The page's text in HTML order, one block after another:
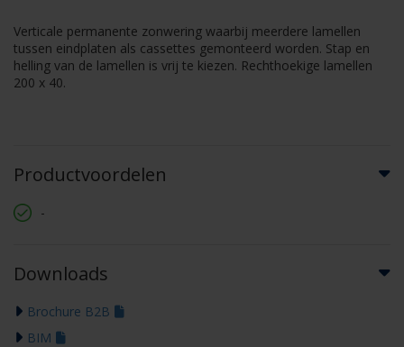
Verticale permanente zonwering waarbij meerdere lamellen
tussen eindplaten als cassettes gemonteerd worden. Stap en
helling van de lamellen is vrij te kiezen. Rechthoekige lamellen
200 x 40.
Productvoordelen
-
Downloads
Brochure B2B
BIM